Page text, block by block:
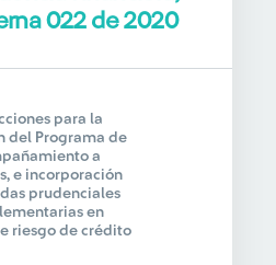
022 de 2020
para la
del Programa de
a
e incorporación
prudenciales
en
riesgo de crédito